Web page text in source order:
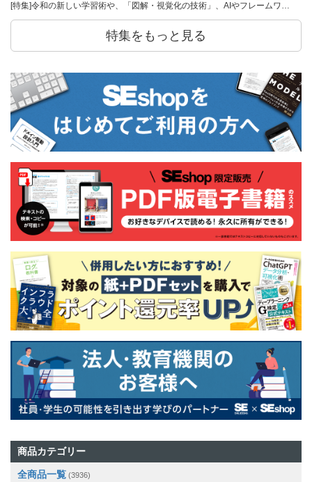
[特集]令和の新しい学習術や、「図解・視覚化の技術」、AIやフレームワ…
特集をもっと見る
商品カテゴリー
全商品一覧 (3936)